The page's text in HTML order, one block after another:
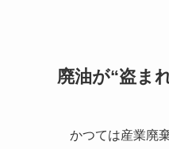
廃油が“盗ま
かつては産業廃